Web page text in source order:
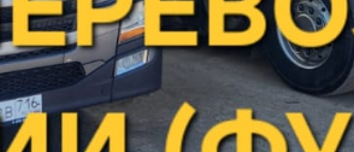
сорт 130 000 р.
цена на дату:
15-05-2026